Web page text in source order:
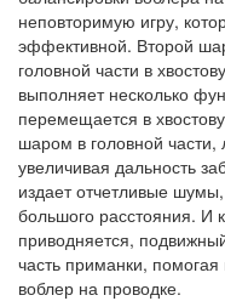
неповторимую игру,
эффективной. Второй
головной части в
выполняет несколько
перемещается в
шаром в головной части,
увеличивая дальность
издает отчетливые
большого расстояния. И
приводняется,
часть приманки,
воблер на проводке.